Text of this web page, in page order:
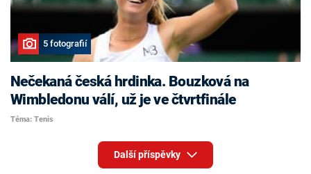
5 fotografií
Nečekaná česká hrdinka. Bouzková na
Wimbledonu válí, už je ve čtvrtfinále
Téma: Tenis
Další příspěvky